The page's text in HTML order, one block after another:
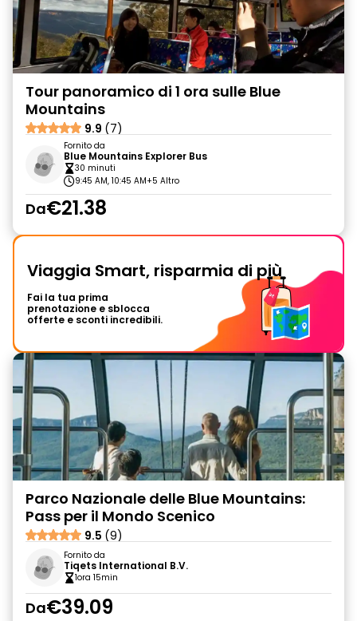
Tour panoramico di 1 ora sulle Blue
Mountains
9.9 (7)
Fornito da
Blue Mountains Explorer Bus
30 minuti
9:45 AM, 10:45 AM+5 Altro
Da€21.38
Viaggia Smart, risparmia di più
Fai la tua prima
prenotazione e sblocca
offerte e sconti incredibili.
Parco Nazionale delle Blue Mountains:
Pass per il Mondo Scenico
9.5 (9)
Fornito da
Tiqets International B.V.
1ora 15min
Da€39.09